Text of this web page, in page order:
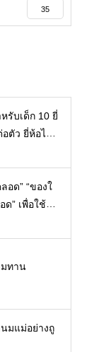
35
รับเด็ก 10 ยี่
ตัว ยี่ห้อไห
กนมกล่องใ
อด” “ของใ
ทาน
มแม่อย่างถู